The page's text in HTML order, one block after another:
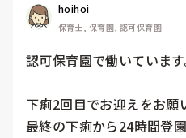
hoihoi
保育士, 保育園, 認可保育園
認可保育園で働いています
下痢2回目でお迎えをお願
最終の下痢から24時間登園